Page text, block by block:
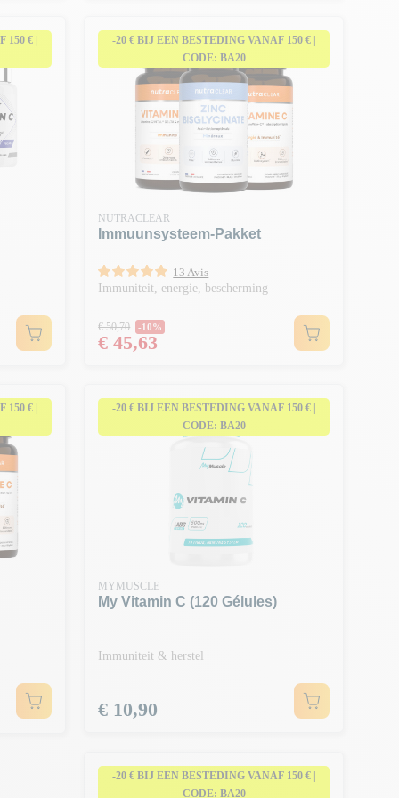
€ |
-20 € BIJ EEN BESTEDING VANAF 150 € |
CODE: BA20
NUTRACLEAR
Immuunsysteem-Pakket
13 Avis
Immuniteit, energie, bescherming
Normale prijs
€ 50,70 -10%
Prijs
€ 45,63
€ |
-20 € BIJ EEN BESTEDING VANAF 150 € |
CODE: BA20
MYMUSCLE
My Vitamin C (120 Gélules)
Immuniteit & herstel
Prijs
€ 10,90
-20 € BIJ EEN BESTEDING VANAF 150 € |
CODE: BA20